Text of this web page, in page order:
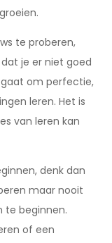
te proberen,
je er niet goed
om perfectie,
leren. Het is
van leren kan
denk dan
maar nooit
te beginnen.
of een